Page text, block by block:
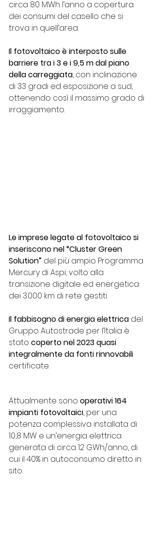
circa 80 MWh l’anno a copertura
dei consumi del casello che si
trova in quell’area.
Il fotovoltaico è interposto sulle
barriere tra i 3 e i 9,5 m dal piano
della carreggiata, con inclinazione
di 33 gradi ed esposizione a sud,
ottenendo così il massimo grado di
irraggiamento.
Le imprese legate al fotovoltaico si
inseriscono nel “Cluster Green
Solution” del più ampio Programma
Mercury di Aspi, volto alla
transizione digitale ed energetica
dei 3.000 km di rete gestiti.
Il fabbisogno di energia elettrica del
Gruppo Autostrade per l’Italia è
stato coperto nel 2023 quasi
integralmente da fonti rinnovabili
certificate.
Attualmente sono operativi 164
impianti fotovoltaici, per una
potenza complessiva installata di
10,8 MW e un’energia elettrica
generata di circa 12 GWh/anno, di
cui il 40% in autoconsumo diretto in
sito.